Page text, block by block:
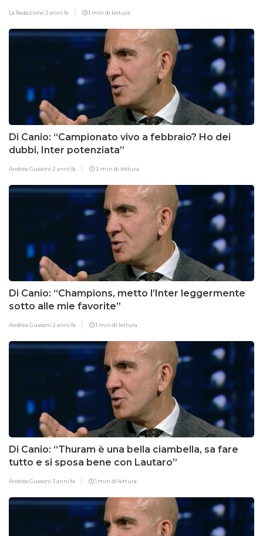
La Redazione 2 anni fa 1 min di lettura
Di Canio: “Campionato vivo a febbraio? Ho dei
dubbi, Inter potenziata”
Andrea Gussoni 2 anni fa 2 min di lettura
Di Canio: “Champions, metto l’Inter leggermente
sotto alle mie favorite”
Andrea Gussoni 2 anni fa 1 min di lettura
Di Canio: “Thuram è una bella ciambella, sa fare
tutto e si sposa bene con Lautaro”
Andrea Gussoni 3 anni fa 1 min di lettura